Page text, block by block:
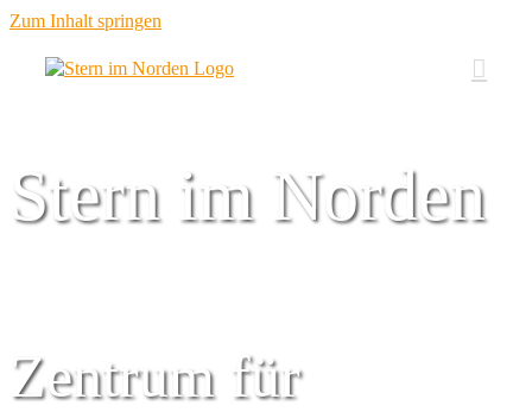
Zum Inhalt springen
Stern im Norden
Zentrum für